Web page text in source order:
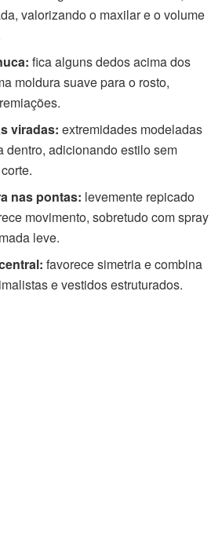
valorizando o maxilar e o volume
fica alguns dedos acima dos
moldura suave para o rosto,
viradas: extremidades modeladas
dentro, adicionando estilo sem
nas pontas: levemente repicado
movimento, sobretudo com spray
leve.
favorece simetria e combina
e vestidos estruturados.